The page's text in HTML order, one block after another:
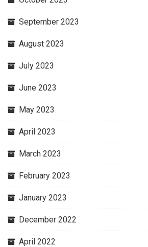
September 2023
August 2023
July 2023
June 2023
May 2023
April 2023
March 2023
February 2023
January 2023
December 2022
April 2022